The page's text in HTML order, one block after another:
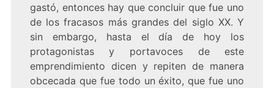
gastó, entonces hay que concluir que fue uno
de los fracasos más grandes del siglo XX. Y
sin embargo, hasta el día de hoy los
protagonistas y portavoces de este
emprendimiento dicen y repiten de manera
obcecada que fue todo un éxito, que fue uno